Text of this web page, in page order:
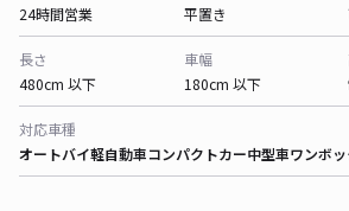
24時間営業
平置き
長さ
480cm 以下
車幅
180cm 以下
対応車種
オートバイ軽自動車コンパクトカー中型車ワンボッ